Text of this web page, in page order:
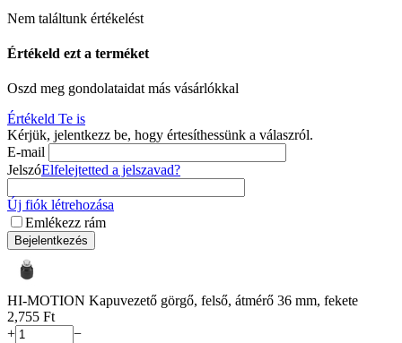
Nem találtunk értékelést
Értékeld ezt a terméket
Oszd meg gondolataidat más vásárlókkal
Értékeld Te is
Kérjük, jelentkezz be, hogy értesíthessünk a válaszról.
E-mail
JelszóElfelejtetted a jelszavad?
Új fiók létrehozása
Emlékezz rám
Bejelentkezés
HI-MOTION Kapuvezető görgő, felső, átmérő 36 mm, fekete
2,755 Ft
+
−